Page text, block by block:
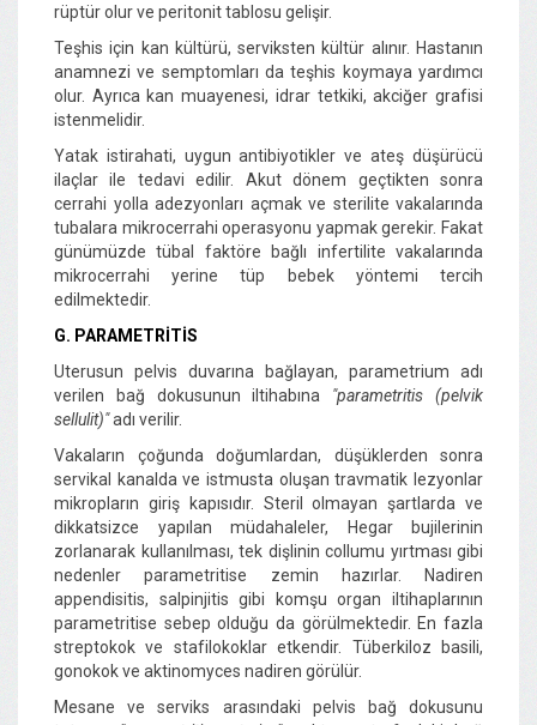
rüptür olur ve peritonit tablosu gelişir.
Teşhis için kan kültürü, serviksten kültür alınır. Hastanın
anamnezi ve semptomları da teşhis koymaya yardımcı
olur. Ayrıca kan muayenesi, idrar tetkiki, akciğer grafisi
istenmelidir.
Yatak istirahati, uygun antibiyotikler ve ateş düşürücü
ilaçlar ile tedavi edilir. Akut dönem geçtikten sonra
cerrahi yolla adezyonları açmak ve sterilite vakalarında
tubalara mikrocerrahi operasyonu yapmak gerekir. Fakat
günümüzde tübal faktöre bağlı infertilite vakalarında
mikrocerrahi yerine tüp bebek yöntemi tercih
edilmektedir.
G. PARAMETRİTİS
Uterusun pelvis duvarına bağlayan, parametrium adı
verilen bağ dokusunun iltihabına "parametritis (pelvik
sellulit)"adı verilir.
Vakaların çoğunda doğumlardan, düşüklerden sonra
servikal kanalda ve istmusta oluşan travmatik lezyonlar
mikropların giriş kapısıdır. Steril olmayan şartlarda ve
dikkatsizce yapılan müdahaleler, Hegar bujilerinin
zorlanarak kullanılması, tek dişlinin collumu yırtması gibi
nedenler parametritise zemin hazırlar. Nadiren
appendisitis, salpinjitis gibi komşu organ iltihaplarının
parametritise sebep olduğu da görülmektedir. En fazla
streptokok ve stafilokoklar etkendir. Tüberkiloz basili,
gonokok ve aktinomyces nadiren görülür.
Mesane ve serviks arasındaki pelvis bağ dokusunu